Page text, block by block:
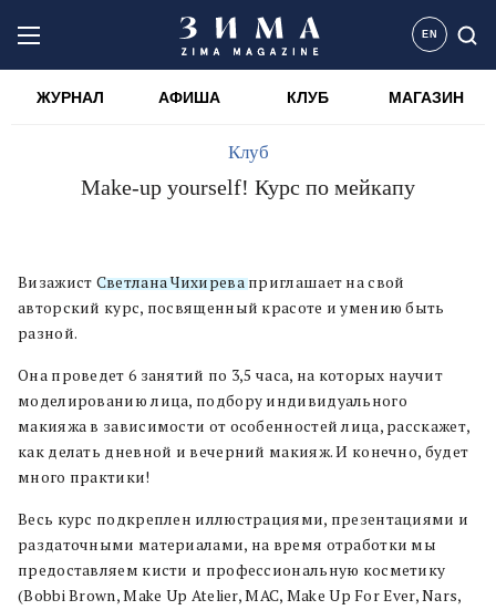
EN
ЖУРНАЛ АФИША КЛУБ МАГАЗИН
Клуб
Make-up yourself! Курс по мейкапу
Визажист Светлана Чихиреваприглашает на свой
авторский курс, посвященный красоте и умению быть
разной.
Она проведет 6 занятий по 3,5 часа, на которых научит
моделированию лица, подбору индивидуального
макияжа в зависимости от особенностей лица, расскажет,
как делать дневной и вечерний макияж. И конечно, будет
много практики!
Весь курс подкреплен иллюстрациями, презентациями и
раздаточными материалами, на время отработки мы
предоставляем кисти и профессиональную косметику
(Bobbi Brown, Make Up Atelier, MAC, Make Up For Ever, Nars,